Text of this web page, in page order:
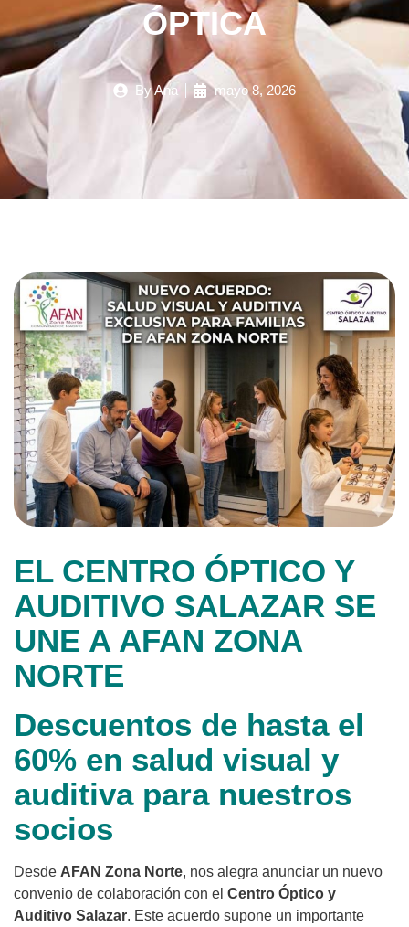
ÓPTICA
ByAna mayo 8, 2026
EL CENTRO ÓPTICO Y
AUDITIVO SALAZAR SE
UNE A AFAN ZONA
NORTE
Descuentos de hasta el
60% en salud visual y
auditiva para nuestros
socios
Desde AFAN Zona Norte, nos alegra anunciar un nuevo
convenio de colaboración con el Centro Óptico y
Auditivo Salazar. Este acuerdo supone un importante